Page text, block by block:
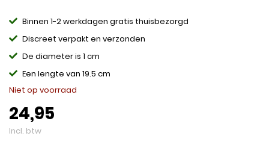
Binnen 1-2 werkdagen gratis thuisbezorgd
Discreet verpakt en verzonden
De diameter is 1 cm
Een lengte van 19.5 cm
Niet op voorraad
24,95
Incl. btw